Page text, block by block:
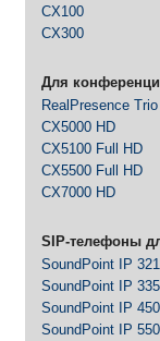
CX100
CX300
Для
RealPresence Trio
CX5000 HD
CX5100 Full HD
CX5500 Full HD
CX7000 HD
SIP-телефоны
SoundPoint IP
SoundPoint IP 335
SoundPoint IP 450
SoundPoint IP